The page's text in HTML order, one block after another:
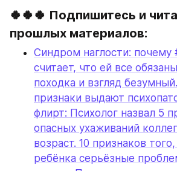
🍀🍀🍀 Подпишитесь и
прошлых материалов:
Синдром наглости: почему
считает, что ей все
походка и взгляд
признаки выдают
флирт: Психолог назвал 5
опасных ухаживаний коллег
возраст. 10 признаков
ребёнка серьёзные